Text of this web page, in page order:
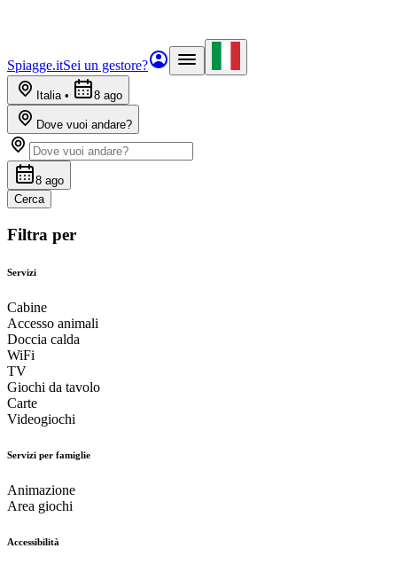
Spiagge.itSei un gestore?
Italia• 8 ago
Dove vuoi andare?
8 ago
Cerca
Filtra per
Servizi
Cabine
Accesso animali
Doccia calda
WiFi
TV
Giochi da tavolo
Carte
Videogiochi
Servizi per famiglie
Animazione
Area giochi
Accessibilità